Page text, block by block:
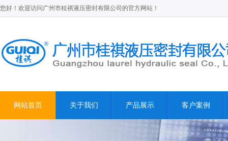
您好！欢迎访问广州市桂祺液压密封有限公司的官方网站！
网站首页 关于我们 产品展示 客户案例